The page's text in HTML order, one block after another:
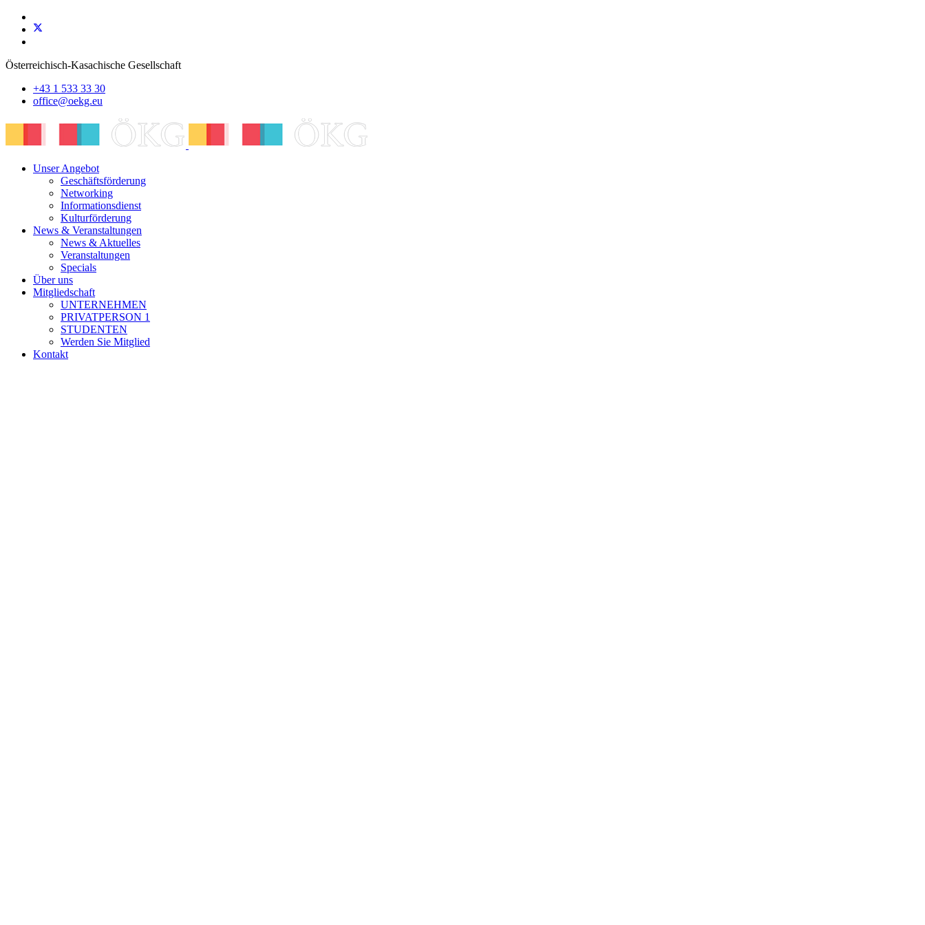
Österreichisch-Kasachische Gesellschaft
+43 1 533 33 30
office@oekg.eu
Unser Angebot
Geschäftsförderung
Networking
Informationsdienst
Kulturförderung
News & Veranstaltungen
News & Aktuelles
Veranstaltungen
Specials
Über uns
Mitgliedschaft
UNTERNEHMEN
PRIVATPERSON 1
STUDENTEN
Werden Sie Mitglied
Kontakt